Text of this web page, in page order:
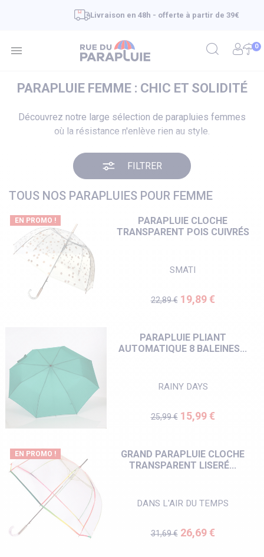
Livraison en 48h - offerte à partir de 39€
 0
PARAPLUIE FEMME : CHIC ET SOLIDITÉ
Découvrez notre large sélection de parapluies femmes
où la résistance n'enlève rien au style.
FILTRER
TOUS NOS PARAPLUIES POUR FEMME
PARAPLUIE CLOCHE
TRANSPARENT POIS CUIVRÉS
SMATI
Prix de base
22,89 € Prix
19,89 €
EN PROMO !
PARAPLUIE PLIANT
AUTOMATIQUE 8 BALEINES...
RAINY DAYS
Prix de base
25,99 € Prix
15,99 €
GRAND PARAPLUIE CLOCHE
TRANSPARENT LISERÉ...
DANS L'AIR DU TEMPS
Prix de base
31,69 € Prix
26,69 €
EN PROMO !